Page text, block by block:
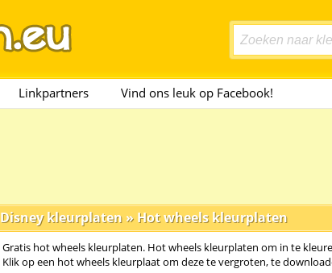
Linkpartners Vind ons leuk op Facebook!
Disney kleurplaten » Hot wheels kleurplaten
Gratis hot wheels kleurplaten. Hot wheels kleurplaten om in te
Klik op een hot wheels kleurplaat om deze te vergroten, te